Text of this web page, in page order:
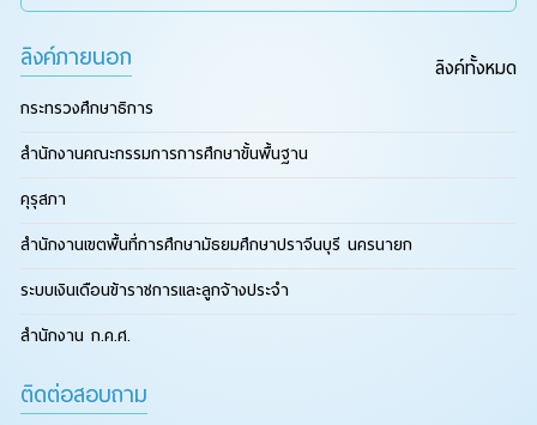
ลิงค์ภายนอก ลิงค์ทั้งหมด
กระทรวงศึกษาธิการ
สำนักงานคณะกรรมการการศึกษาขั้นพื้นฐาน
คุรุสภา
สำนักงานเขตพื้นที่การศึกษามัธยมศึกษาปราจีนบุรี นครนายก
ระบบเงินเดือนข้าราชการและลูกจ้างประจำ
สำนักงาน ก.ค.ศ.
ติดต่อสอบถาม